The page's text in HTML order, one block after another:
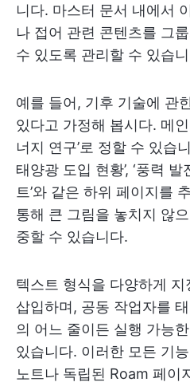
니다. 마스터 문서 내에서
나 접어 관련 콘텐츠를 그
수 있도록 관리할 수 있습
예를 들어, 기후 기술에 관
있다고 가정해 봅시다. 메
너지 연구’로 정할 수 있습
태양광 도입 현황’, ‘풍력 발
트’와 같은 하위 페이지를
통해 큰 그림을 놓치지 않
중할 수 있습니다.
텍스트 형식을 다양하게
삽입하며, 공동 작업자를
의 어느 줄이든 실행 가능
있습니다. 이러한 모든 기
노트나 독립된 Roam 페이